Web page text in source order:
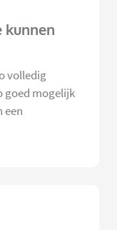
kunnen
volledig
goed mogelijk
een